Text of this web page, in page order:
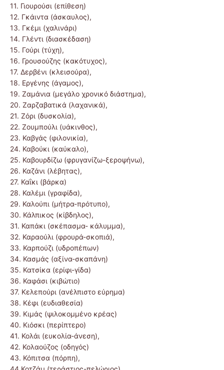
11. Γιουρούσι (επίθεση)
12. Γκάιντα (άσκαυλος),
13. Γκέμι (χαλινάρι)
14. Γλέντι (διασκέδαση)
15. Γούρι (τύχη),
16. Γρουσούζης (κακότυχος),
17. Δερβένι (κλεισούρα),
18. Εργένης (άγαμος),
19. Ζαμάνια (μεγάλο χρονικό διάστημα),
20. Ζαρζαβατικά (λαχανικά),
21. Ζόρι (δυσκολία),
22. Ζουμπούλι (υάκινθος),
23. Καβγάς (φιλονικία),
24. Καβούκι (καύκαλο),
25. Καβουρδίζω (φρυγανίζω-ξεροψήνω),
26. Καζάνι (λέβητας),
27. Καΐκι (βάρκα)
28. Καλέμι (γραφίδα),
29. Καλούπι (μήτρα-πρότυπο),
30. Κάλπικος (κίβδηλος),
31. Καπάκι (σκέπασμα- κάλυμμα),
32. Καραούλι (φρουρά-σκοπιά),
33. Καρπούζι (υδροπέπων)
34. Κασμάς (αξίνα-σκαπάνη)
35. Κατσίκα (ερίφι-γίδα)
36. Καφάσι (κιβώτιο)
37. Κελεπούρι (ανέλπιστο εύρημα)
38. Κέφι (ευδιαθεσία)
39. Κιμάς (ψιλοκομμένο κρέας)
40. Κιόσκι (περίπτερο)
41. Κολάι (ευκολία-άνεση),
42. Κολαούζος (οδηγός)
43. Κόπιτσα (πόρπη),